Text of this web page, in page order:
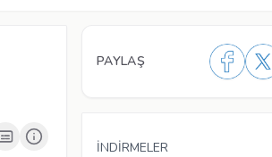
PAYLAŞ
İNDİRMELER